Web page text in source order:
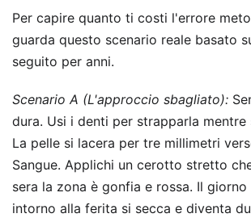
Per capire quanto ti costi l'errore
guarda questo scenario reale basato
seguito per anni.
Scenario A (L'approccio sbagliato):
dura. Usi i denti per strapparla mentre
La pelle si lacera per tre millimetri
Sangue. Applichi un cerotto stretto
sera la zona è gonfia e rossa. Il
intorno alla ferita si secca e diventa